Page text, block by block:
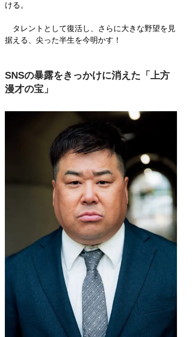
ける。
タレントとして復活し、さらに大きな野望を見
据える、尖った半生を今明かす！
SNSの暴露をきっかけに消えた「上方
漫才の宝」